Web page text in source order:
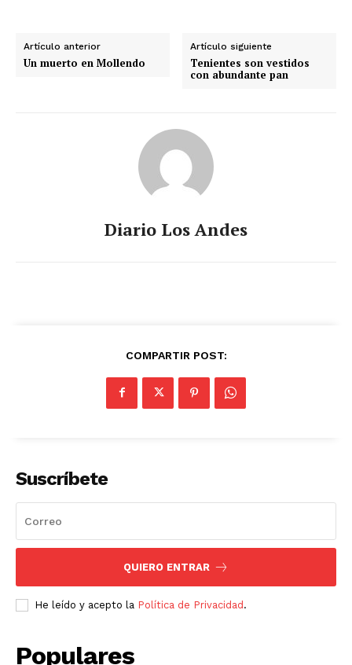
Artículo anterior
Un muerto en Mollendo
Artículo siguiente
Tenientes son vestidos
con abundante pan
Diario Los Andes
COMPARTIR POST:
Suscríbete
QUIERO ENTRAR
He leído y acepto la Política de Privacidad.
Populares